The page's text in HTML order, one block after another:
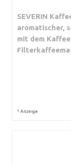
SEVERIN
aromatischer,
mit dem
* Anzeige